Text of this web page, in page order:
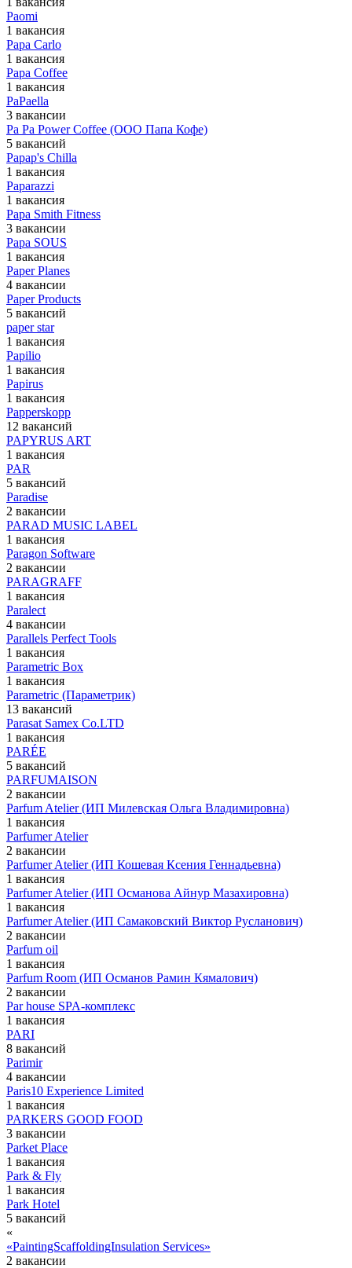
Paomi
1 вакансия
Papa Carlo
1 вакансия
Papa Coffee
1 вакансия
PaPaella
3 вакансии
Pa Pa Power Coffee (ООО Папа Кофе)
5 вакансий
Papap's Chilla
1 вакансия
Paparazzi
1 вакансия
Papa Smith Fitness
3 вакансии
Papa SOUS
1 вакансия
Paper Planes
4 вакансии
Paper Products
5 вакансий
paper star
1 вакансия
Papilio
1 вакансия
Papirus
1 вакансия
Papperskopp
12 вакансий
PAPYRUS ART
1 вакансия
PAR
5 вакансий
Paradise
2 вакансии
PARAD MUSIC LABEL
1 вакансия
Paragon Software
2 вакансии
PARAGRAFF
1 вакансия
Paralect
4 вакансии
Parallels Perfect Tools
1 вакансия
Parametric Box
1 вакансия
Parametric (Параметрик)
13 вакансий
Parasat Samex Co.LTD
1 вакансия
PARÉE
5 вакансий
PARFUMAISON
2 вакансии
Parfum Atelier (ИП Милевская Ольга Владимировна)
1 вакансия
Parfumer Atelier
2 вакансии
Parfumer Atelier (ИП Кошевая Ксения Геннадьевна)
1 вакансия
Parfumer Atelier (ИП Османова Айнур Мазахировна)
1 вакансия
Parfumer Atelier (ИП Самаковский Виктор Русланович)
2 вакансии
Parfum oil
1 вакансия
Parfum Room (ИП Османов Рамин Кямалович)
2 вакансии
Par house SPA-комплекс
1 вакансия
PARI
8 вакансий
Parimir
4 вакансии
Paris10 Experience Limited
1 вакансия
PARKERS GOOD FOOD
3 вакансии
Parket Place
1 вакансия
Park & Fly
1 вакансия
Park Hotel
5 вакансий
«
«PaintingScaffoldingInsulation Services»
2 вакансии